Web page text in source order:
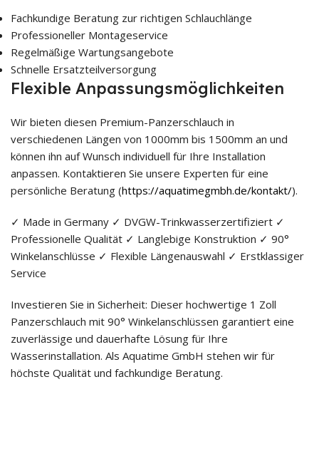
Fachkundige Beratung zur richtigen Schlauchlänge
Professioneller Montageservice
Regelmäßige Wartungsangebote
Schnelle Ersatzteilversorgung
Flexible Anpassungsmöglichkeiten
Wir bieten diesen Premium-Panzerschlauch in
verschiedenen Längen von 1000mm bis 1500mm an und
können ihn auf Wunsch individuell für Ihre Installation
anpassen. Kontaktieren Sie unsere Experten für eine
persönliche Beratung (https://aquatimegmbh.de/kontakt/).
✓ Made in Germany ✓ DVGW-Trinkwasserzertifiziert ✓
Professionelle Qualität ✓ Langlebige Konstruktion ✓ 90°
Winkelanschlüsse ✓ Flexible Längenauswahl ✓ Erstklassiger
Service
Investieren Sie in Sicherheit: Dieser hochwertige 1 Zoll
Panzerschlauch mit 90° Winkelanschlüssen garantiert eine
zuverlässige und dauerhafte Lösung für Ihre
Wasserinstallation. Als Aquatime GmbH stehen wir für
höchste Qualität und fachkundige Beratung.